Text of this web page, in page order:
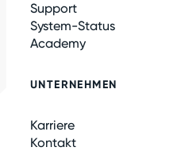
Support
System-Status
Academy
UNTERNEHMEN
Karriere
Kontakt